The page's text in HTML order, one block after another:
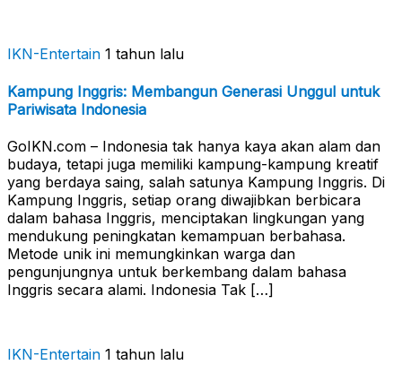
IKN-Entertain 1 tahun lalu
Kampung Inggris: Membangun Generasi Unggul untuk
Pariwisata Indonesia
GoIKN.com – Indonesia tak hanya kaya akan alam dan
budaya, tetapi juga memiliki kampung-kampung kreatif
yang berdaya saing, salah satunya Kampung Inggris. Di
Kampung Inggris, setiap orang diwajibkan berbicara
dalam bahasa Inggris, menciptakan lingkungan yang
mendukung peningkatan kemampuan berbahasa.
Metode unik ini memungkinkan warga dan
pengunjungnya untuk berkembang dalam bahasa
Inggris secara alami. Indonesia Tak […]
IKN-Entertain 1 tahun lalu